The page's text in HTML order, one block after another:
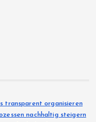
transparent organisieren
nachhaltig steigern